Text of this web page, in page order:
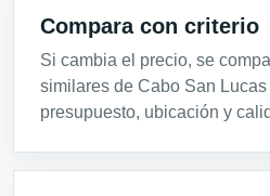
Compara con criterio
Si cambia el precio, se
similares de Cabo San
presupuesto, ubicación y